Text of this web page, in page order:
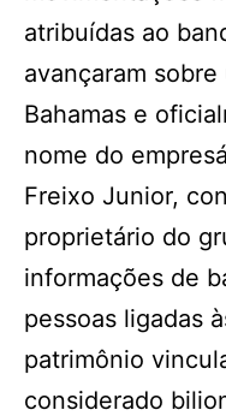
atribuídas ao
avançaram
Bahamas e
nome do
Freixo Junior,
proprietário do
informações de
pessoas ligadas
patrimônio
considerado